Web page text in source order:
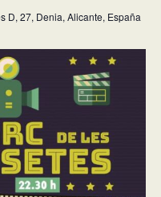
D, 27, Denia, Alicante, España